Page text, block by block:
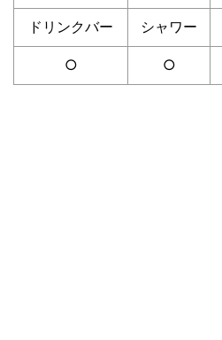
ドリンクバー シャワー
○ ○